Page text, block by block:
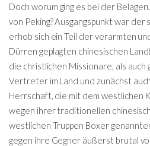
Doch worum ging es bei der
von Peking? Ausgangspunkt war
erhob sich ein Teil der verarmten
Dürren geplagten chinesischen
die christlichen Missionare, als
Vertreter im Land und zunächst
Herrschaft, die mit dem westlichen
wegen ihrer traditionellen
westlichen Truppen Boxer
gegen ihre Gegner äußerst brutal